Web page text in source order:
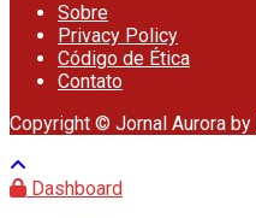
Sobre
Privacy Policy
Código de Ética
Contato
Copyright © Jornal Aurora by
Dashboard